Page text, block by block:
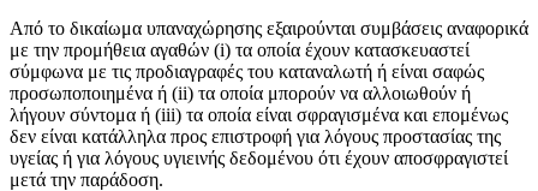
Από το δικαίωμα υπαναχώρησης εξαιρούνται συμβάσεις αναφορικά
με την προμήθεια αγαθών (i) τα οποία έχουν κατασκευαστεί
σύμφωνα με τις προδιαγραφές του καταναλωτή ή είναι σαφώς
προσωποποιημένα ή (ii) τα οποία μπορούν να αλλοιωθούν ή
λήγουν σύντομα ή (iii) τα οποία είναι σφραγισμένα και επομένως
δεν είναι κατάλληλα προς επιστροφή για λόγους προστασίας της
υγείας ή για λόγους υγιεινής δεδομένου ότι έχουν αποσφραγιστεί
μετά την παράδοση.